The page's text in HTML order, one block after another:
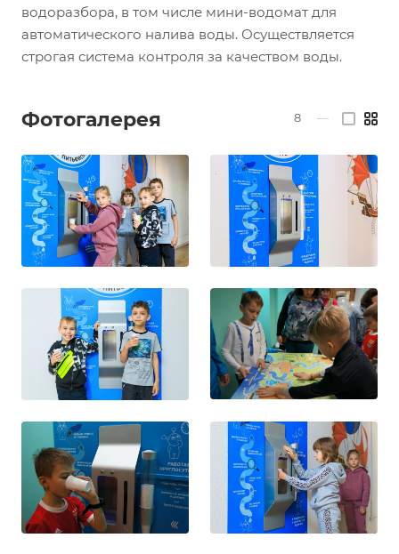
водоразбора, в том числе мини-водомат для
автоматического налива воды. Осуществляется
строгая система контроля за качеством воды.
Фотогалерея 8 —